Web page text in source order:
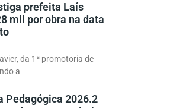
prefeita Laís
mil por obra na data
da 1ª promotoria de
a
Pedagógica 2026.2